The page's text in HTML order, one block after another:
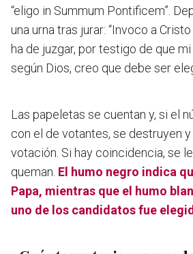
“eligo in Summum Pontificem”.
una urna tras jurar: “Invoco a
ha de juzgar, por testigo de que
según Dios, creo que debe ser
Las papeletas se cuentan y, si el
con el de votantes, se destruyen
votación. Si hay coincidencia, se
queman. El humo negro indica
Papa, mientras que el humo
uno de los candidatos fue